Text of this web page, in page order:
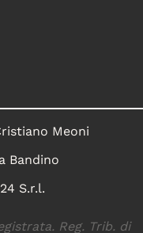
Meoni
Bandino
S.r.l.
Reg. Trib. di